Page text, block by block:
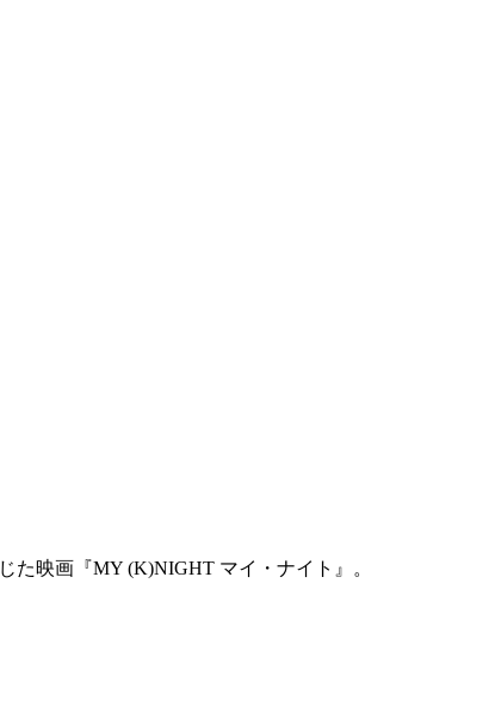
た映画『MY (K)NIGHT マイ・ナイト』。